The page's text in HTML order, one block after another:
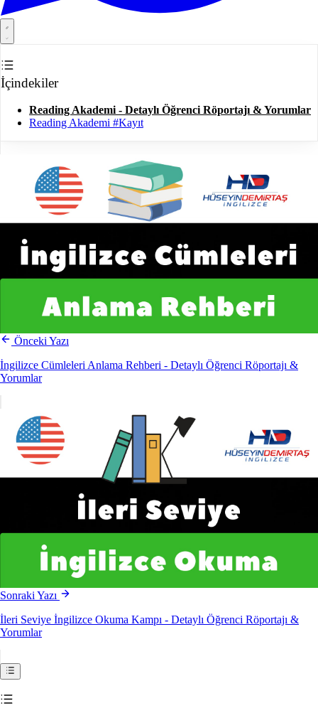
İçindekiler
Reading Akademi - Detaylı Öğrenci Röportajı & Yorumlar
Reading Akademi #Kayıt
Önceki Yazı
İngilizce Cümleleri Anlama Rehberi - Detaylı Öğrenci Röportajı &
Yorumlar
Sonraki Yazı
İleri Seviye İngilizce Okuma Kampı - Detaylı Öğrenci Röportajı &
Yorumlar